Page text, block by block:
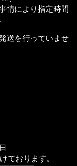
情により指定時間
送を行っていませ
ております。